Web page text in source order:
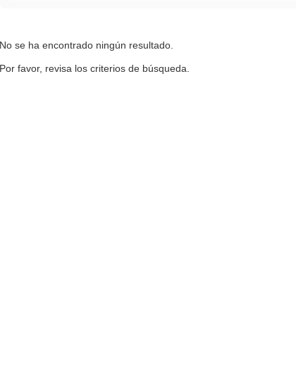
No se ha encontrado ningún resultado.
Por favor, revisa los criterios de búsqueda.